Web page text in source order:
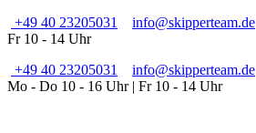
+49 40 23205031 info@skipperteam.de
Fr 10 - 14 Uhr
+49 40 23205031
info@skipperteam.de
Mo - Do 10 - 16 Uhr | Fr 10 - 14 Uhr